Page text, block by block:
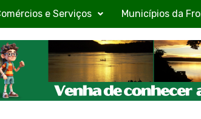
e Serviços Municípios da